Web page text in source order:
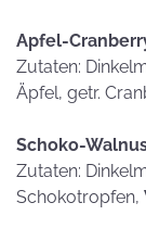
Apfel-
Zutaten:
Äpfel, getr.
Schoko-
Zutaten:
Schokotropfen,